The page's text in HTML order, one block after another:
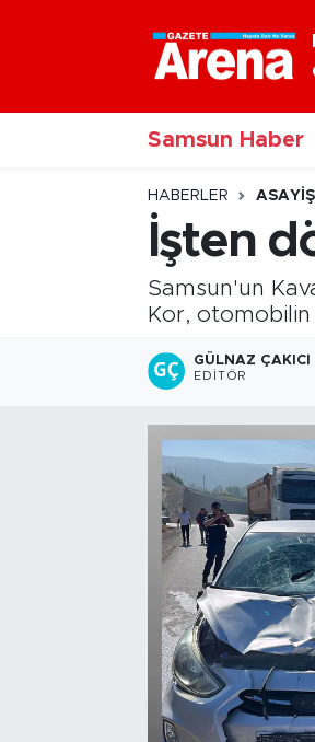
Samsun Haber
HABERLER ASAYIŞ
İşten
Samsun'un
Kor, otomobilin
GÜLNAZ ÇAKICI
EDITÖR
Nöbetçi Eczaneler
Hava Durumu
Samsun Namaz Vakitleri
Trafik Durumu
Süper Lig Puan Durumu ve
Tüm Manşetler
Haber Arşivi